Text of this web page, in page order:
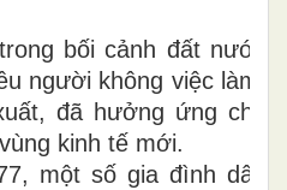
bối cảnh đất nước
người không việc làm,
đã hưởng ứng chủ
kinh tế mới.
một số gia đình dân